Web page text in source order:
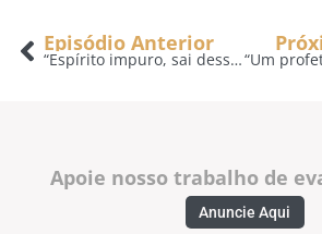
Episódio Anterior
“Espírito impuro, sai desse homem!” – A Voz do Pastor – 29/01
Apoie nosso trabalho de
Anuncie Aqui